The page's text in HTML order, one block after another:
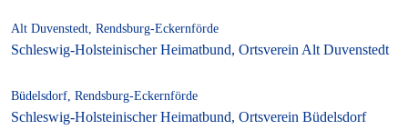
Alt Duvenstedt, Rendsburg-Eckernförde
Schleswig-Holsteinischer Heimatbund, Ortsverein Alt Duvenstedt
Büdelsdorf, Rendsburg-Eckernförde
Schleswig-Holsteinischer Heimatbund, Ortsverein Büdelsdorf